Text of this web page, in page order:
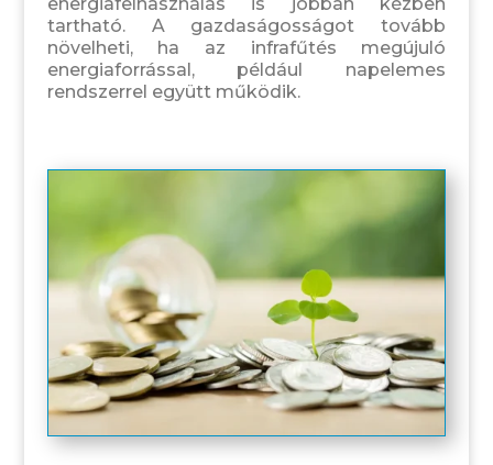
energiafelhasználás is jobban kézben
tartható. A gazdaságosságot tovább
növelheti, ha az infrafűtés megújuló
energiaforrással, például napelemes
rendszerrel együtt működik.